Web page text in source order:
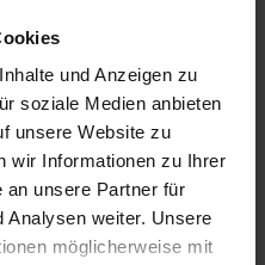
und Anzeigen zu
soziale Medien anbieten
unsere Website zu
wir Informationen zu Ihrer
an unsere Partner für
Analysen weiter. Unsere
möglicherweise mit